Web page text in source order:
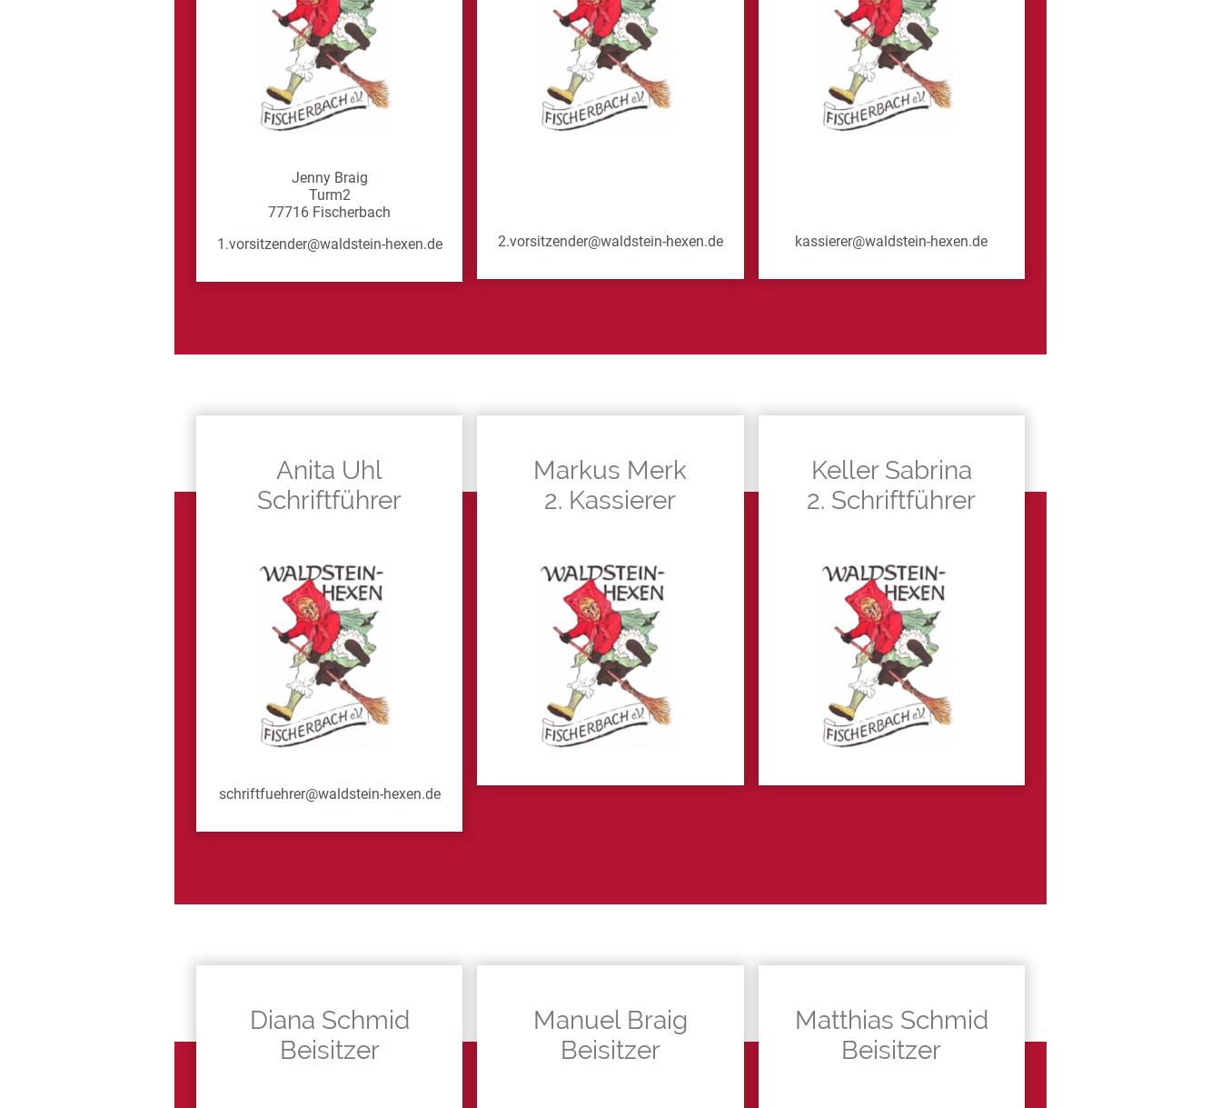
Jenny Braig
Turm2
77716 Fischerbach
1.vorsitzender@waldstein-hexen.de
2.vorsitzender@waldstein-hexen.de kassierer@waldstein-hexen.de
Anita Uhl
Schriftführer
schriftfuehrer@waldstein-hexen.de
Markus Merk
2. Kassierer
Keller Sabrina
2. Schriftführer
Diana Schmid
Beisitzer
Manuel Braig
Beisitzer
Matthias Schmid
Beisitzer